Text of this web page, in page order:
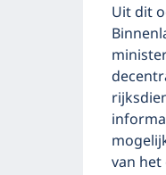
Uit dit
van